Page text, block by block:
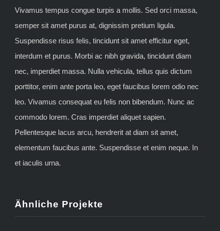
Vivamus tempus congue turpis a mollis. Sed orci massa,
semper sit amet purus at, dignissim pretium ligula.
Suspendisse risus felis, tincidunt sit amet efficitur eget,
interdum et purus. Morbi ac nibh gravida, tincidunt diam
nec, imperdiet massa. Nulla vehicula, tellus quis dictum
porttitor, enim ante porta leo, eget faucibus lorem odio nec
leo. Vivamus consequat eu felis non bibendum. Nunc ac
commodo lorem. Cras imperdiet aliquet sapien.
Pellentesque lacus arcu, hendrerit at diam sit amet,
elementum faucibus ante. Suspendisse et enim neque. In
et iaculis urna.
Ähnliche Projekte